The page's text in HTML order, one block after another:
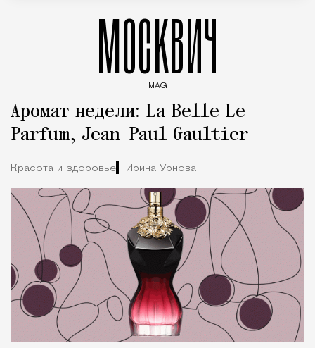
МОСКВИЧ
MAG
Аромат недели: La Belle Le
Parfum, Jean-Paul Gaultier
Красота и здоровье Ирина Урнова